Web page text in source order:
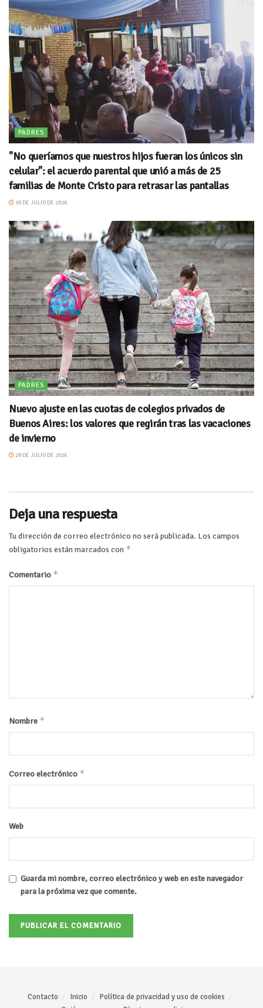
PADRES
"No queríamos que nuestros hijos fueran los únicos sin
celular": el acuerdo parental que unió a más de 25
familias de Monte Cristo para retrasar las pantallas
30 DE JULIO DE 2026
PADRES
Nuevo ajuste en las cuotas de colegios privados de
Buenos Aires: los valores que regirán tras las vacaciones
de invierno
29 DE JULIO DE 2026
Deja una respuesta
Tu dirección de correo electrónico no será publicada. Los campos
obligatorios están marcados con *
Comentario *
Nombre *
Correo electrónico *
Web
Guarda mi nombre, correo electrónico y web en este navegador
para la próxima vez que comente.
Contacto Inicio
Política de privacidad y uso de cookies